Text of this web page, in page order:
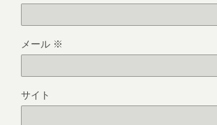
メール ※
サイト